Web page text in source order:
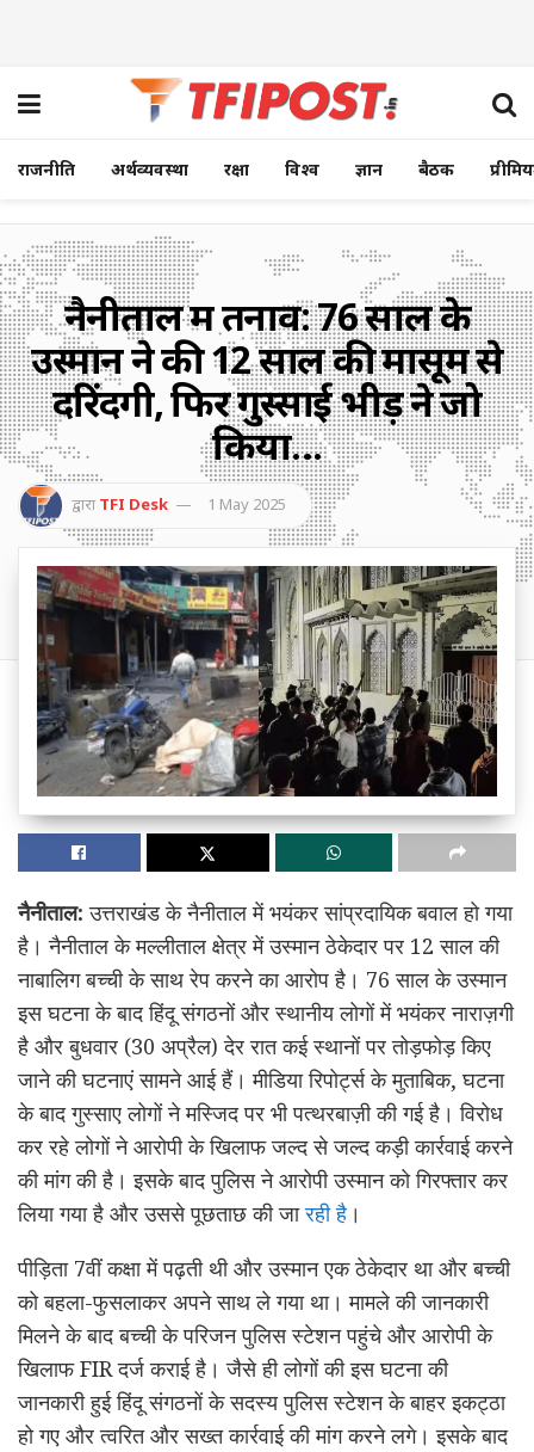
राजनीति अर्थव्यवस्था रक्षा विश्व ज्ञान बैठक
नैनीताल में तनाव: 76 साल के
उस्मान ने की 12 साल की मासूम से
दरिंदगी, फिर गुस्साई भीड़ ने जो
किया…
द्वारा TFI Desk 1 May 2025
नैनीताल: उत्तराखंड के नैनीताल में भयंकर सांप्रदायिक बवाल हो गया
है। नैनीताल के मल्लीताल क्षेत्र में उस्मान ठेकेदार पर 12 साल की
नाबालिग बच्ची के साथ रेप करने का आरोप है। 76 साल के उस्मान
इस घटना के बाद हिंदू संगठनों और स्थानीय लोगों में भयंकर नाराज़गी
है और बुधवार (30 अप्रैल) देर रात कई स्थानों पर तोड़फोड़ किए
जाने की घटनाएं सामने आई हैं। मीडिया रिपोर्ट्स के मुताबिक, घटना
के बाद गुस्साए लोगों ने मस्जिद पर भी पत्थरबाज़ी की गई है। विरोध
कर रहे लोगों ने आरोपी के खिलाफ जल्द से जल्द कड़ी कार्रवाई करने
की मांग की है। इसके बाद पुलिस ने आरोपी उस्मान को गिरफ्तार कर
लिया गया है और उससे पूछताछ की जारही है ।
पीड़िता 7वीं कक्षा में पढ़ती थी और उस्मान एक ठेकेदार था और बच्ची
को बहला-फुसलाकर अपने साथ ले गया था। मामले की जानकारी
मिलने के बाद बच्ची के परिजन पुलिस स्टेशन पहुंचे और आरोपी के
खिलाफ FIR दर्ज कराई है। जैसे ही लोगों की इस घटना की
जानकारी हुई हिंदू संगठनों के सदस्य पुलिस स्टेशन के बाहर इकट्ठा
हो गए और त्वरित और सख्त कार्रवाई की मांग करने लगे। इसके बाद